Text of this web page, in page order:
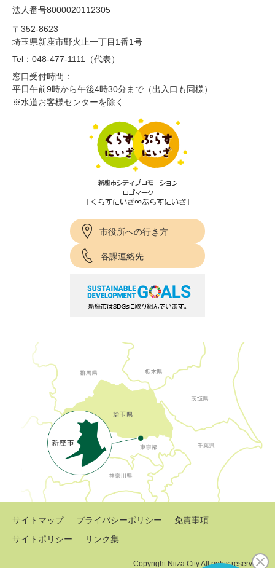
法人番号8000020112305
〒352-8623
埼玉県新座市野火止一丁目1番1号
Tel：048-477-1111（代表）
窓口受付時間：
平日午前9時から午後4時30分まで（出入口も同様）
※水道お客様センターを除く
市役所への行き方
各課連絡先
サイトマップ プライバシーポリシー
免責事項
サイトポリシー
リンク集
Copyright Niiza City All rights reserved.